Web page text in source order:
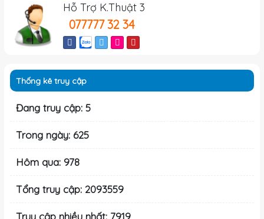
Hỗ Trợ K.Thuật 3
077777 32 34
Thống kê truy cập
Đang truy cập: 5
Trong ngày: 625
Hôm qua: 978
Tổng truy cập: 2093559